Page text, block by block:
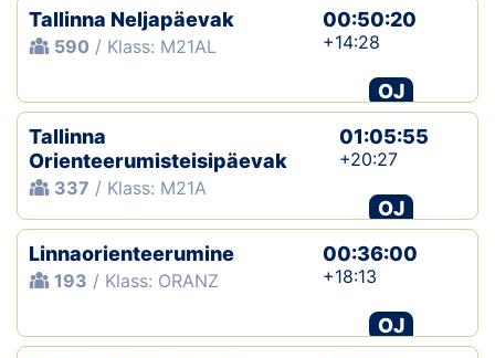
Tallinna Neljapäevak
590 / Klass: M21AL
00:50:20
+14:28
OJ
Tallinna
Orienteerumisteisipäevak
337 / Klass: M21A
01:05:55
+20:27
OJ
Linnaorienteerumine
193 / Klass: ORANZ
00:36:00
+18:13
OJ